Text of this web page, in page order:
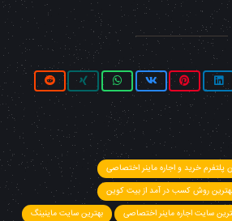
پلتفرم خرید و اجاره ماینر اختصاصی
روش کسب در آمد از بیت کوین
سایت اجاره ماینر اختصاصی
بهترین سایت ماینینگ